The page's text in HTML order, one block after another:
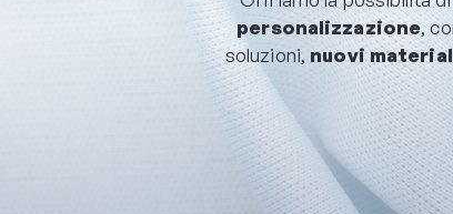
personalizzazione,
soluzioni, nuovi